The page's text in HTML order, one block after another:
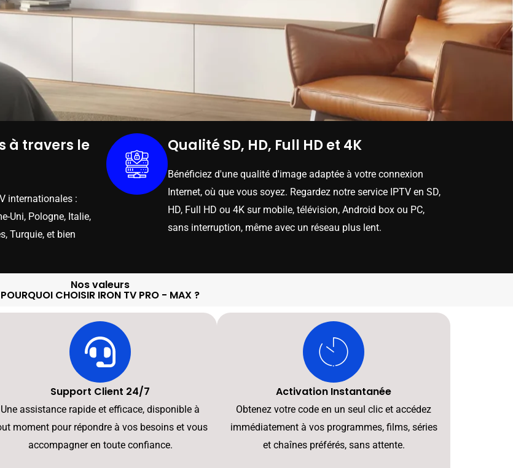
à travers le
internationales :
Uni, Pologne, Italie,
Turquie, et bien
Qualité SD, HD, Full HD et 4K
Bénéficiez d'une qualité d'image adaptée à votre connexion
Internet, où que vous soyez. Regardez notre service IPTV en SD,
HD, Full HD ou 4K sur mobile, télévision, Android box ou PC,
sans interruption, même avec un réseau plus lent.
Nos valeurs
POURQUOI CHOISIR IRON TV PRO - MAX ?
Support Client 24/7
Une assistance rapide et efficace, disponible à
moment pour répondre à vos besoins et vous
accompagner en toute confiance.
Activation Instantanée
Obtenez votre code en un seul clic et accédez
immédiatement à vos programmes, films, séries
et chaînes préférés, sans attente.